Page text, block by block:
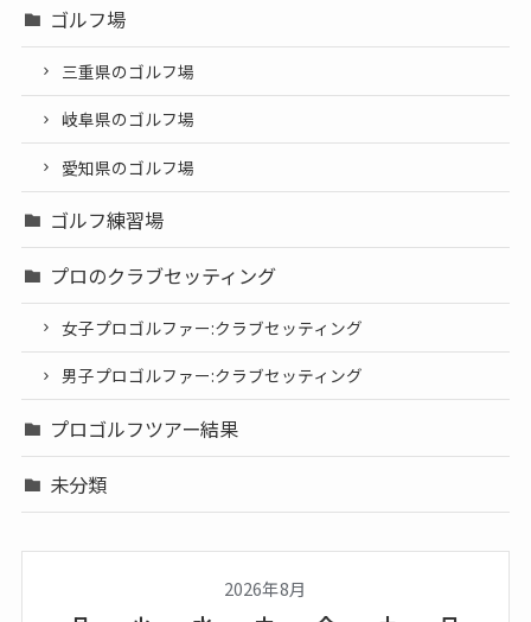
ゴルフ場
三重県のゴルフ場
岐阜県のゴルフ場
愛知県のゴルフ場
ゴルフ練習場
プロのクラブセッティング
女子プロゴルファー:クラブセッティング
男子プロゴルファー:クラブセッティング
プロゴルフツアー結果
未分類
2026年8月